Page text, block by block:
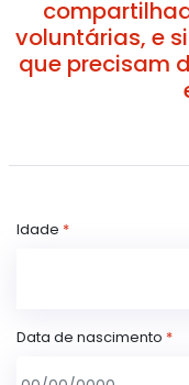
voluntárias, e
que precisam
Idade *
Data de nascimento *